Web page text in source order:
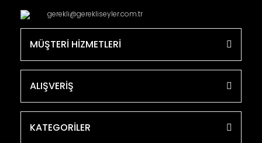
gerekli@gerekliseyler.com.tr
MÜŞTERİ HİZMETLERİ
ALIŞVERİŞ
KATEGORİLER